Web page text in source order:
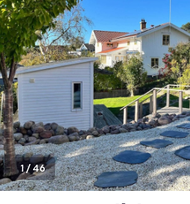
1/46